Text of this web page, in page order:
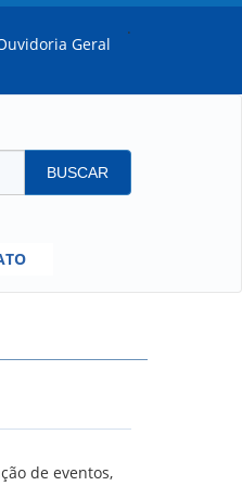
Geral
.
BUSCAR
DA EMPREL
de eventos,